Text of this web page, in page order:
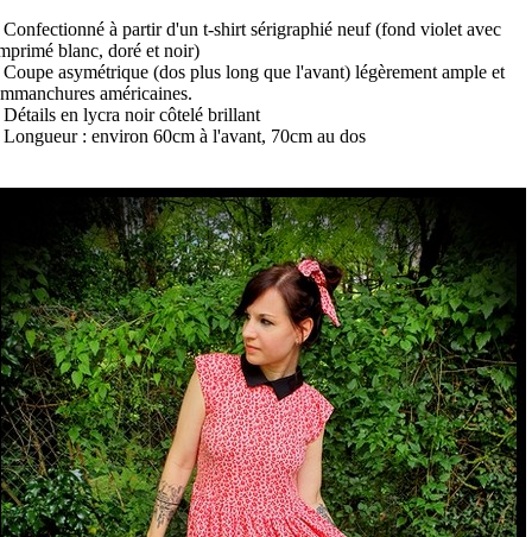
Confectionné à partir d'un t-shirt sérigraphié neuf (fond violet avec
blanc, doré et noir)
Coupe asymétrique (dos plus long que l'avant) légèrement ample et
américaines.
Détails en lycra noir côtelé brillant
Longueur : environ 60cm à l'avant, 70cm au dos